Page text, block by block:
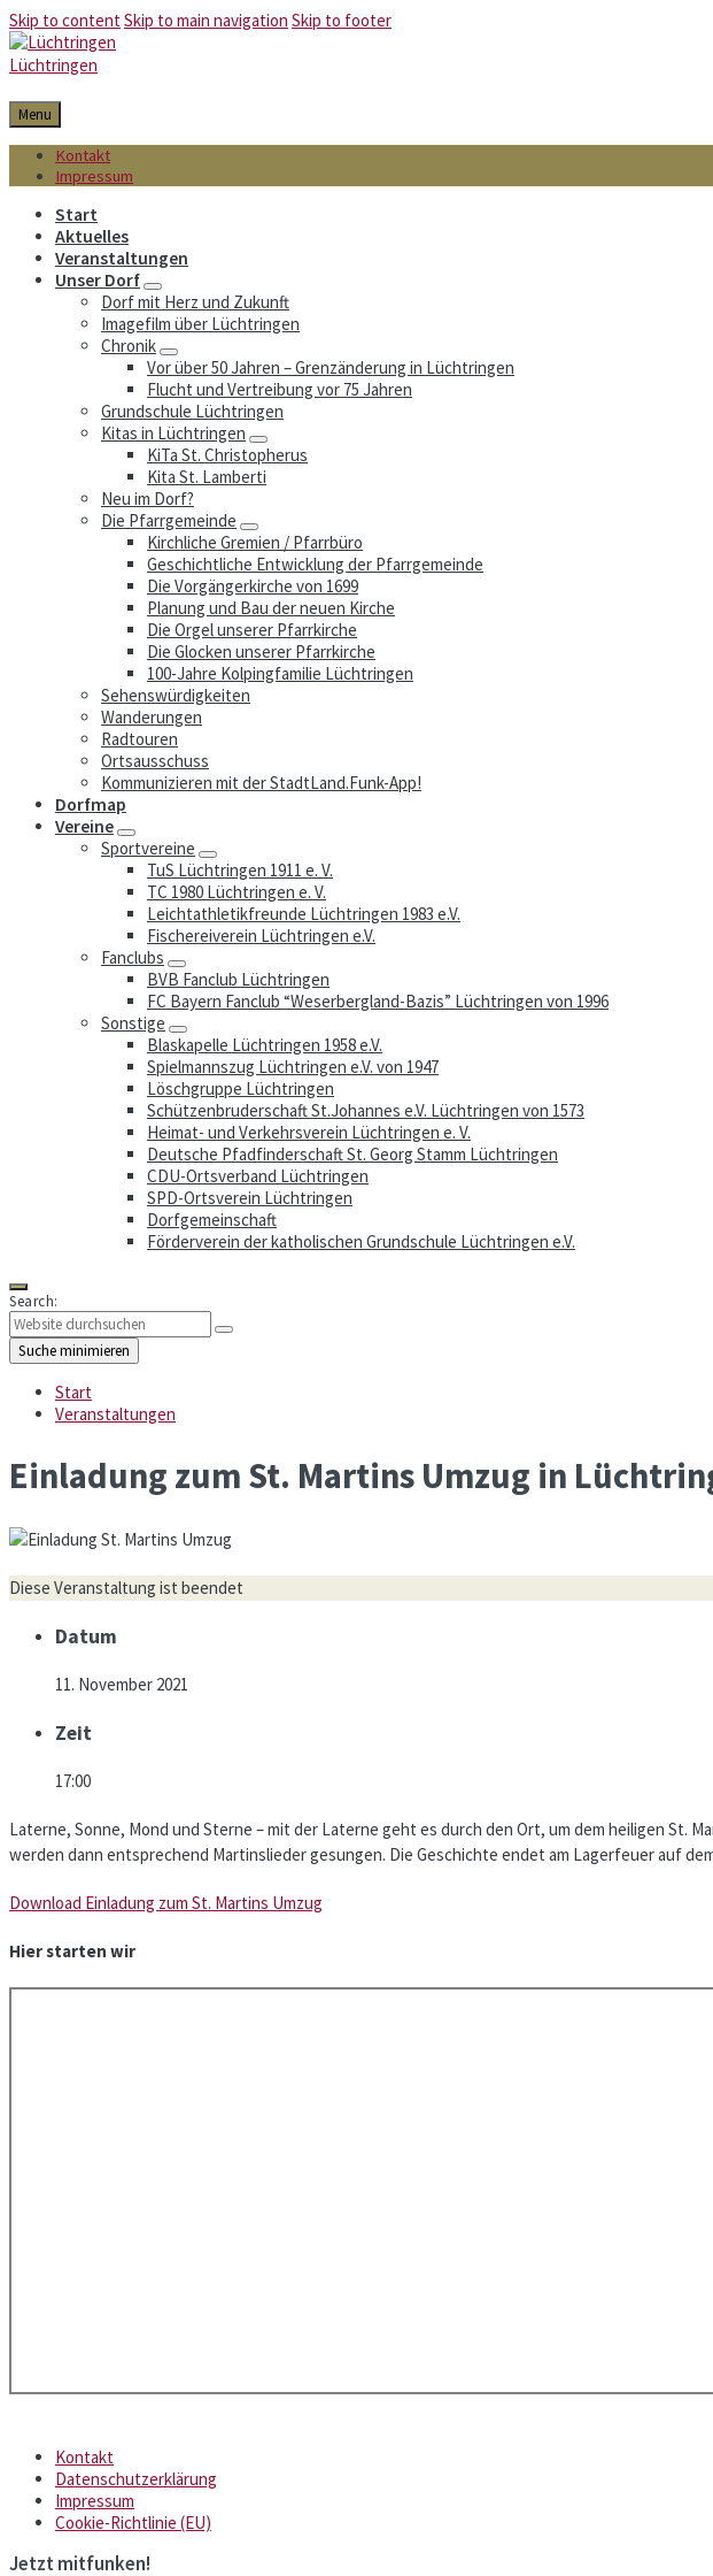
Skip to contentSkip to main navigation Skip to footer
Lüchtringen
Menu
Kontakt
Impressum
Start
Aktuelles
Veranstaltungen
Unser Dorf
Dorf mit Herz und Zukunft
Imagefilm über Lüchtringen
Chronik
Vor über 50 Jahren – Grenzänderung in Lüchtringen
Flucht und Vertreibung vor 75 Jahren
Grundschule Lüchtringen
Kitas in Lüchtringen
KiTa St. Christopherus
Kita St. Lamberti
Neu im Dorf?
Die Pfarrgemeinde
Kirchliche Gremien / Pfarrbüro
Geschichtliche Entwicklung der Pfarrgemeinde
Die Vorgängerkirche von 1699
Planung und Bau der neuen Kirche
Die Orgel unserer Pfarrkirche
Die Glocken unserer Pfarrkirche
100-Jahre Kolpingfamilie Lüchtringen
Sehenswürdigkeiten
Wanderungen
Radtouren
Ortsausschuss
Kommunizieren mit der StadtLand.Funk-App!
Dorfmap
Vereine
Sportvereine
TuS Lüchtringen 1911 e. V.
TC 1980 Lüchtringen e. V.
Leichtathletikfreunde Lüchtringen 1983 e.V.
Fischereiverein Lüchtringen e.V.
Fanclubs
BVB Fanclub Lüchtringen
FC Bayern Fanclub “Weserbergland-Bazis” Lüchtringen von 1996
Sonstige
Blaskapelle Lüchtringen 1958 e.V.
Spielmannszug Lüchtringen e.V. von 1947
Löschgruppe Lüchtringen
Schützenbruderschaft St.Johannes e.V. Lüchtringen von 1573
Heimat- und Verkehrsverein Lüchtringen e. V.
Deutsche Pfadfinderschaft St. Georg Stamm Lüchtringen
CDU-Ortsverband Lüchtringen
SPD-Ortsverein Lüchtringen
Dorfgemeinschaft
Förderverein der katholischen Grundschule Lüchtringen e.V.
Search:
Suche minimieren
Start
Veranstaltungen
Einladung zum St. Martins Umzug in
Diese Veranstaltung ist beendet
Datum
11. November 2021
Zeit
17:00
Laterne, Sonne, Mond und Sterne – mit der Laterne geht es durch den Ort, um dem heiligen St.
werden dann entsprechend Martinslieder gesungen. Die Geschichte endet am Lagerfeuer auf
Download Einladung zum St. Martins Umzug
Hier starten wir
Kontakt
Datenschutzerklärung
Impressum
Cookie-Richtlinie (EU)
Jetzt mitfunken!